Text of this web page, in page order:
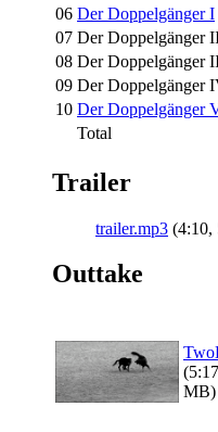
06 Der Doppelgänger I
07 Der Doppelgänger
08 Der Doppelgänger
09 Der Doppelgänger
10 Der Doppelgänger
Total
Trailer
trailer.mp3 (4:10,
Outtake
MB)